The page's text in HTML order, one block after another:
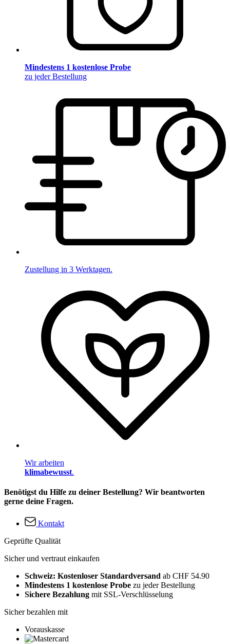
Mindestens 1 kostenlose Probe
zu jeder Bestellung
Zustellung in 3 Werktagen.
Wir arbeiten
klimabewusst.
Benötigst du Hilfe zu deiner Bestellung? Wir beantworten
gerne deine Fragen.
Kontakt
Geprüfte Qualität
Sicher und vertraut einkaufen
Schweiz: Kostenloser Standardversand ab CHF 54.90
Mindestens 1 kostenlose Probe zu jeder Bestellung
Sichere Bezahlung mit SSL-Verschlüsselung
Sicher bezahlen mit
Vorauskasse